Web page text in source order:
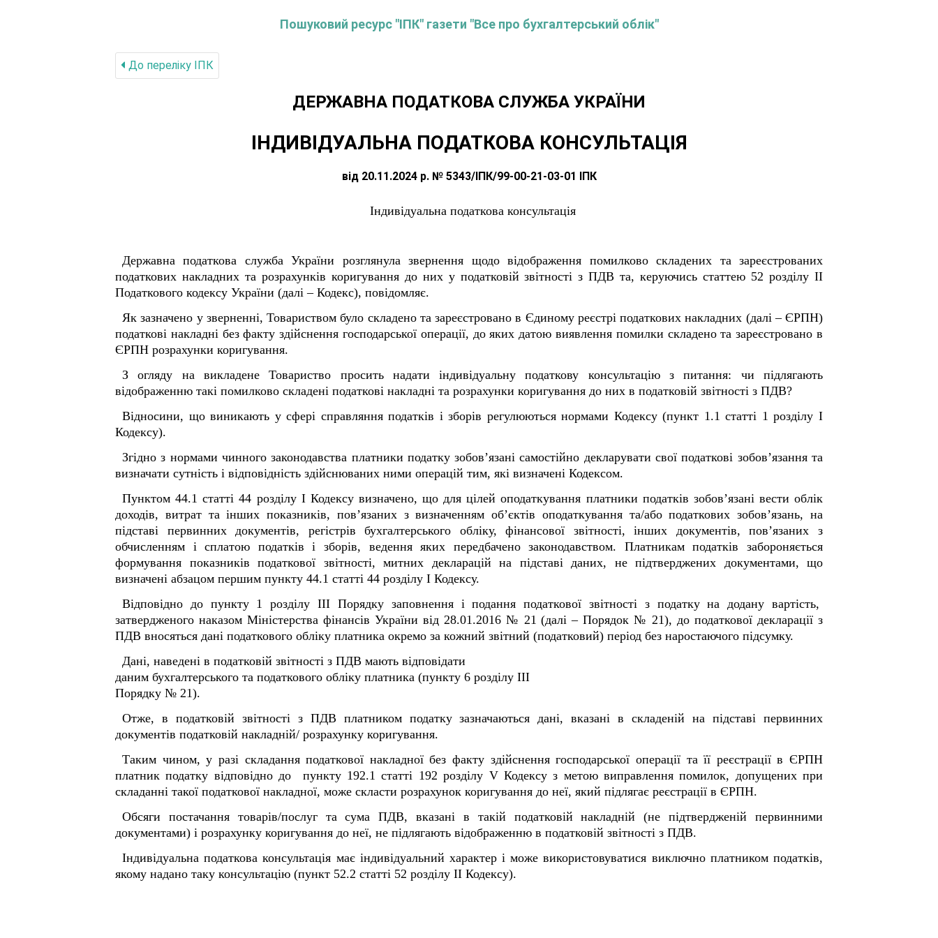
Пошуковий ресурс "ІПК" газети "Все про бухгалтерський облік"
До переліку IПК
ДЕРЖАВНА ПОДАТКОВА СЛУЖБА УКРАЇНИ
ІНДИВІДУАЛЬНА ПОДАТКОВА КОНСУЛЬТАЦІЯ
від 20.11.2024 р. № 5343/ІПК/99-00-21-03-01 ІПК
Індивідуальна податкова консультація
Державна податкова служба України розглянула звернення щодо відображення помилково складених та зареєстрованих
податкових накладних та розрахунків коригування до них у податковій звітності з ПДВ та, керуючись статтею 52 розділу II
Податкового кодексу України (далі – Кодекс), повідомляє.
Як зазначено у зверненні, Товариством було складено та зареєстровано в Єдиному реєстрі податкових накладних (далі – ЄРПН)
податкові накладні без факту здійснення господарської операції, до яких датою виявлення помилки складено та зареєстровано в
ЄРПН розрахунки коригування.
З огляду на викладене Товариство просить надати індивідуальну податкову консультацію з питання: чи підлягають
відображенню такі помилково складені податкові накладні та розрахунки коригування до них в податковій звітності з ПДВ?
Відносини, що виникають у сфері справляння податків і зборів регулюються нормами Кодексу (пункт 1.1 статті 1 розділу І
Кодексу).
Згідно з нормами чинного законодавства платники податку зобов’язані самостійно декларувати свої податкові зобов’язання та
визначати сутність і відповідність здійснюваних ними операцій тим, які визначені Кодексом.
Пунктом 44.1 статті 44 розділу І Кодексу визначено, що для цілей оподаткування платники податків зобов’язані вести облік
доходів, витрат та інших показників, пов’язаних з визначенням об’єктів оподаткування та/або податкових зобов’язань, на
підставі первинних документів, регістрів бухгалтерського обліку, фінансової звітності, інших документів, пов’язаних з
обчисленням і сплатою податків і зборів, ведення яких передбачено законодавством. Платникам податків забороняється
формування показників податкової звітності, митних декларацій на підставі даних, не підтверджених документами, що
визначені абзацом першим пункту 44.1 статті 44 розділу І Кодексу.
Відповідно до пункту 1 розділу ІІІ Порядку заповнення і подання податкової звітності з податку на додану вартість,
затвердженого наказом Міністерства фінансів України від 28.01.2016 № 21 (далі – Порядок № 21), до податкової декларації з
ПДВ вносяться дані податкового обліку платника окремо за кожний звітний (податковий) період без наростаючого підсумку.
Дані, наведені в податковій звітності з ПДВ мають відповідати
даним бухгалтерського та податкового обліку платника (пункту 6 розділу ІІІ
Порядку № 21).
Отже, в податковій звітності з ПДВ платником податку зазначаються дані, вказані в складеній на підставі первинних
документів податковій накладній/ розрахунку коригування.
Таким чином, у разі складання податкової накладної без факту здійснення господарської операції та її реєстрації в ЄРПН
платник податку відповідно до пункту 192.1 статті 192 розділу VКодексу з метою виправлення помилок, допущених при
складанні такої податкової накладної, може скласти розрахунок коригування до неї, який підлягає реєстрації в ЄРПН.
Обсяги постачання товарів/послуг та сума ПДВ, вказані в такій податковій накладній (не підтвердженій первинними
документами) і розрахунку коригування до неї, не підлягають відображенню в податковій звітності з ПДВ.
Індивідуальна податкова консультація має індивідуальний характер і може використовуватися виключно платником податків,
якому надано таку консультацію (пункт 52.2 статті 52 розділу ІІ Кодексу).